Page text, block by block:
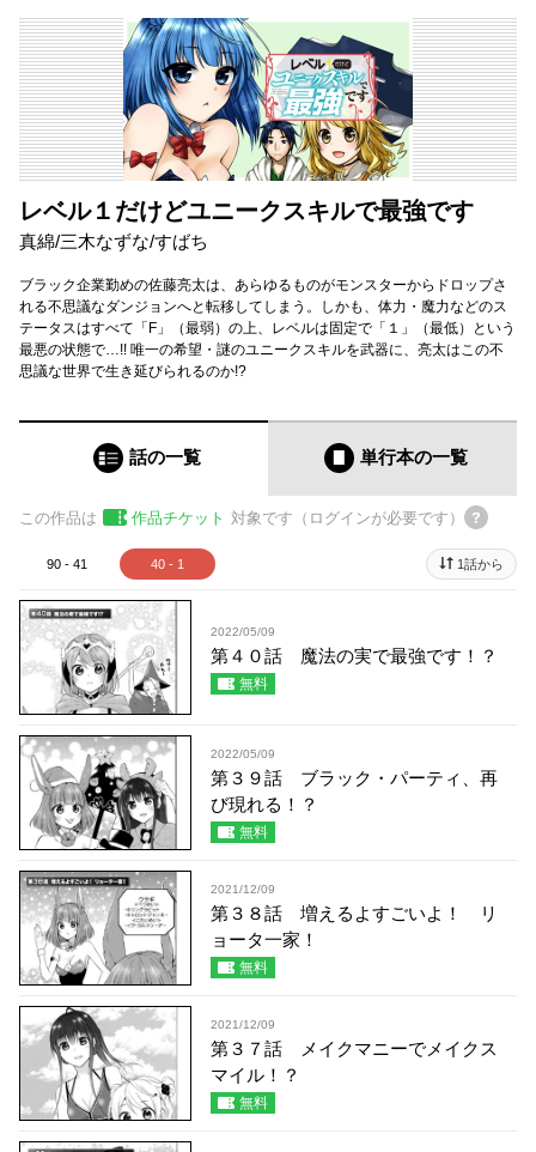
レベル１だけどユニークスキルで最強です
真綿/三木なずな/すばち
ブラック企業勤めの佐藤亮太は、あらゆるものがモンスターからドロップさ
れる不思議なダンジョンへと転移してしまう。しかも、体力・魔力などのス
テータスはすべて「F」（最弱）の上、レベルは固定で「１」（最低）という
最悪の状態で…!! 唯一の希望・謎のユニークスキルを武器に、亮太はこの不
思議な世界で生き延びられるのか!?
話の一覧 単行本の一覧
この作品は 作品チケット 対象です（ログインが必要です）
90 - 41 40 - 1 1話から
2022/05/09
第４０話 魔法の実で最強です！？
無料
2022/05/09
第３９話 ブラック・パーティ、再
び現れる！？
無料
2021/12/09
第３８話 増えるよすごいよ！ リ
ョータ一家！
無料
2021/12/09
第３７話 メイクマニーでメイクス
マイル！？
無料